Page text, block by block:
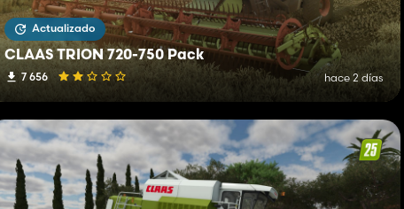
Actualizado
CLAAS TRION 720-750 Pack
7 656 hace 2 días